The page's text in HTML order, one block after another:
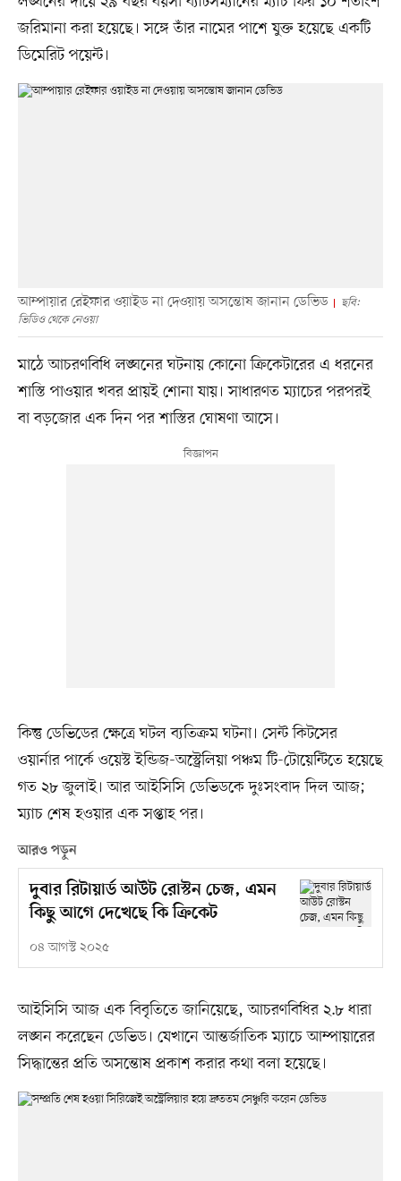
জরিমানা করা হয়েছে। সঙ্গে তাঁর নামের পাশে যুক্ত হয়েছে একটি
ডিমেরিট পয়েন্ট।
আম্পায়ার রেইফার ওয়াইড না দেওয়ায় অসন্তোষ জানান ডেভিড
ছবি:
ভিডিও থেকে নেওয়া
মাঠে আচরণবিধি লঙ্ঘনের ঘটনায় কোনো ক্রিকেটারের এ ধরনের
শাস্তি পাওয়ার খবর প্রায়ই শোনা যায়। সাধারণত ম্যাচের পরপরই
বা বড়জোর এক দিন পর শাস্তির ঘোষণা আসে।
কিন্তু ডেভিডের ক্ষেত্রে ঘটল ব্যতিক্রম ঘটনা। সেন্ট কিটসের
ওয়ার্নার পার্কে ওয়েস্ট ইন্ডিজ-অস্ট্রেলিয়া পঞ্চম টি-টোয়েন্টিতে হয়েছে
গত ২৮ জুলাই। আর আইসিসি ডেভিডকে দুঃসংবাদ দিল আজ;
ম্যাচ শেষ হওয়ার এক সপ্তাহ পর।
আরও পড়ুন
দুবার রিটায়ার্ড আউট রোস্টন চেজ, এমন
কিছু আগে দেখেছে কি ক্রিকেট
০৪ আগস্ট ২০২৫
আইসিসি আজ এক বিবৃতিতে জানিয়েছে, আচরণবিধির ২.৮ ধারা
লঙ্ঘন করেছেন ডেভিড। যেখানে আন্তর্জাতিক ম্যাচে আম্পায়ারের
সিদ্ধান্তের প্রতি অসন্তোষ প্রকাশ করার কথা বলা হয়েছে।